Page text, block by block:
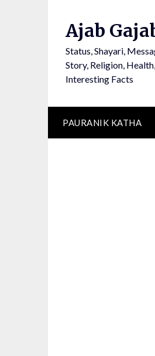
Ajab
Status, Shayari,
Story, Religion,
Interesting Facts
PAURANIK KATHA